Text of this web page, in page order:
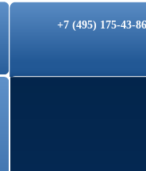
+7 (495) 175-43-